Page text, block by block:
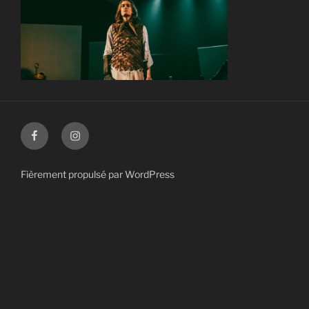
FacebookInstagram
Fièrement propulsé par WordPress